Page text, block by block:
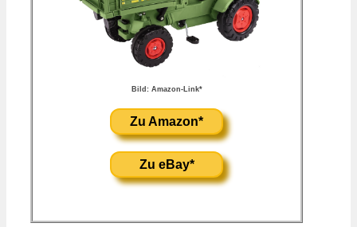
Bild: Amazon-Link*
Zu Amazon*
Zu eBay*